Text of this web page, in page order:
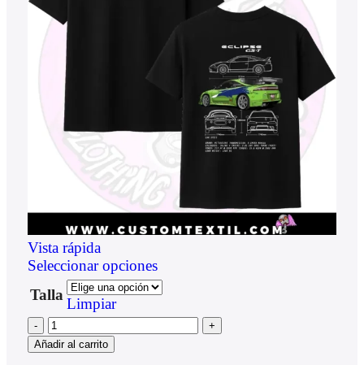
Vista rápida
Seleccionar opciones
Talla
Limpiar
Añadir al carrito